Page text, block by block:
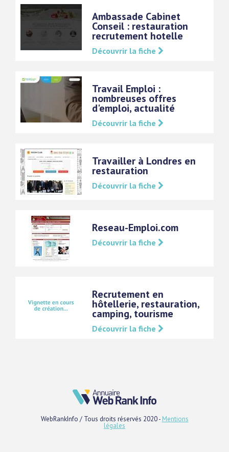
Ambassade Cabinet
Conseil : restauration
recrutement hotelle
Découvrir la fiche
Travail Emploi :
nombreuses offres
d'emploi, actualité
Découvrir la fiche
Travailler à Londres en
restauration
Découvrir la fiche
Reseau-Emploi.com
Découvrir la fiche
Recrutement en
hôtellerie, restauration,
camping, tourisme
Découvrir la fiche
WebRankInfo / Tous droits réservés 2020 - Mentions
légales